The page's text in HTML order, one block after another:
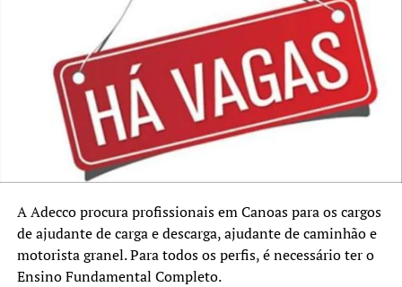
A Adecco procura profissionais em Canoas para os cargos
de ajudante de carga e descarga, ajudante de caminhão e
motorista granel. Para todos os perfis, é necessário ter o
Ensino Fundamental Completo.